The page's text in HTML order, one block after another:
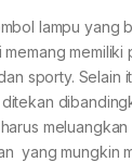
lampu yang
sporty. Selain
yang mungkin